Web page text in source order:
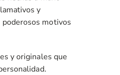
y
motivos
y originales que